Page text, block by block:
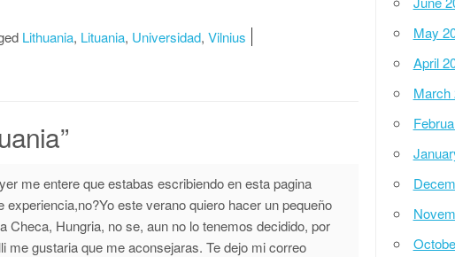
Lithuania, Lituania, Universidad, Vilnius
”
me entere que estabas escribiendo en esta pagina
este verano quiero hacer un pequeño
Checa, Hungria, no se, aun no lo tenemos decidido, por
me gustaria que me aconsejaras. Te dejo mi correo
May
April
March